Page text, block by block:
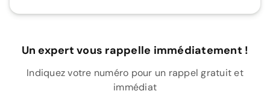
Un expert vous rappelle immédiatement !
Indiquez votre numéro pour un rappel gratuit et
immédiat